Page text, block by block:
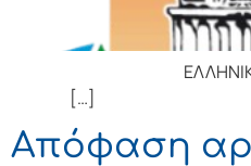
ΕΛΛΗΝΙΚΗ
[…]
Απόφαση